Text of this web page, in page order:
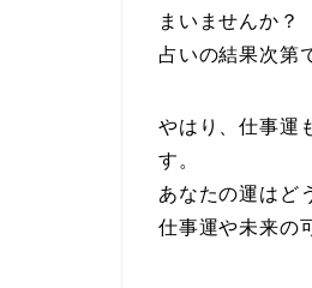
まいませんか？
占いの結果次第
やはり、仕事運
す。
あなたの運はど
仕事運や未来の